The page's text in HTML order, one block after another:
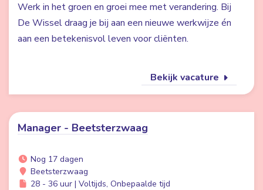
Werk in het groen en groei mee met verandering. Bij
De Wissel draag je bij aan een nieuwe werkwijze én
aan een betekenisvol leven voor cliënten.
Bekijk vacature
Manager - Beetsterzwaag
Nog 17 dagen
Beetsterzwaag
28 - 36 uur | Voltijds, Onbepaalde tijd